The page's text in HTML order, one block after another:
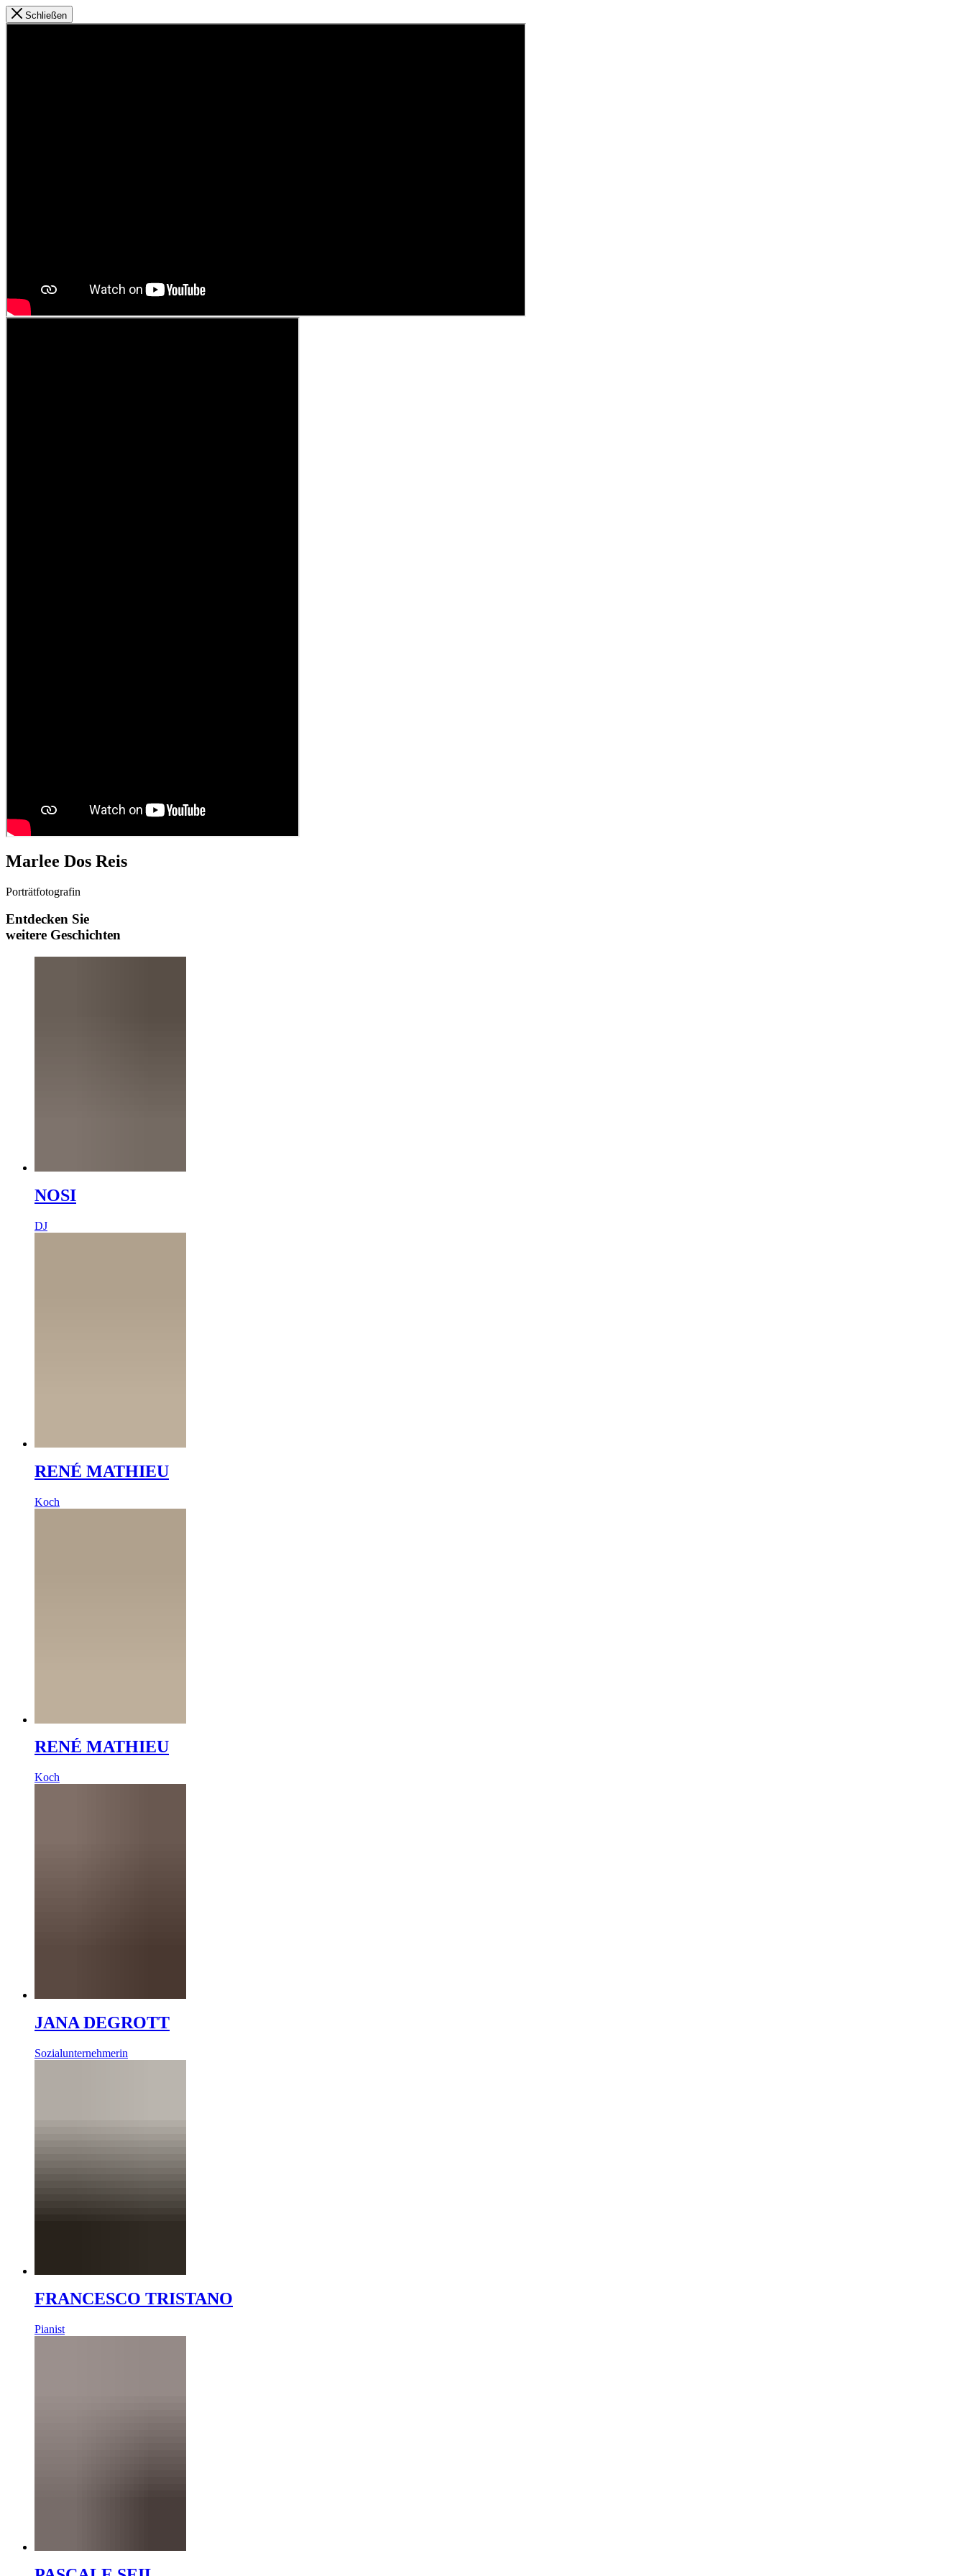
Schließen
Marlee Dos Reis
Porträtfotografin
Entdecken Sie
weitere Geschichten
NOSI
DJ
RENÉ MATHIEU
Koch
RENÉ MATHIEU
Koch
JANA DEGROTT
Sozialunternehmerin
FRANCESCO TRISTANO
Pianist